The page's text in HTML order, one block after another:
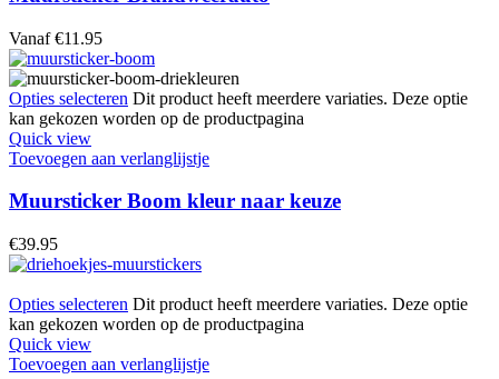
Vanaf €11.95
Opties selecteren Dit product heeft meerdere variaties. Deze optie
kan gekozen worden op de productpagina
Quick view
Toevoegen aan verlanglijstje
Muursticker Boom kleur naar keuze
€39.95
Opties selecteren Dit product heeft meerdere variaties. Deze optie
kan gekozen worden op de productpagina
Quick view
Toevoegen aan verlanglijstje